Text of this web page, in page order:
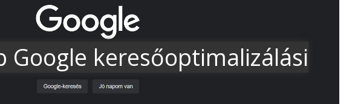
Google keresőoptimalizálási